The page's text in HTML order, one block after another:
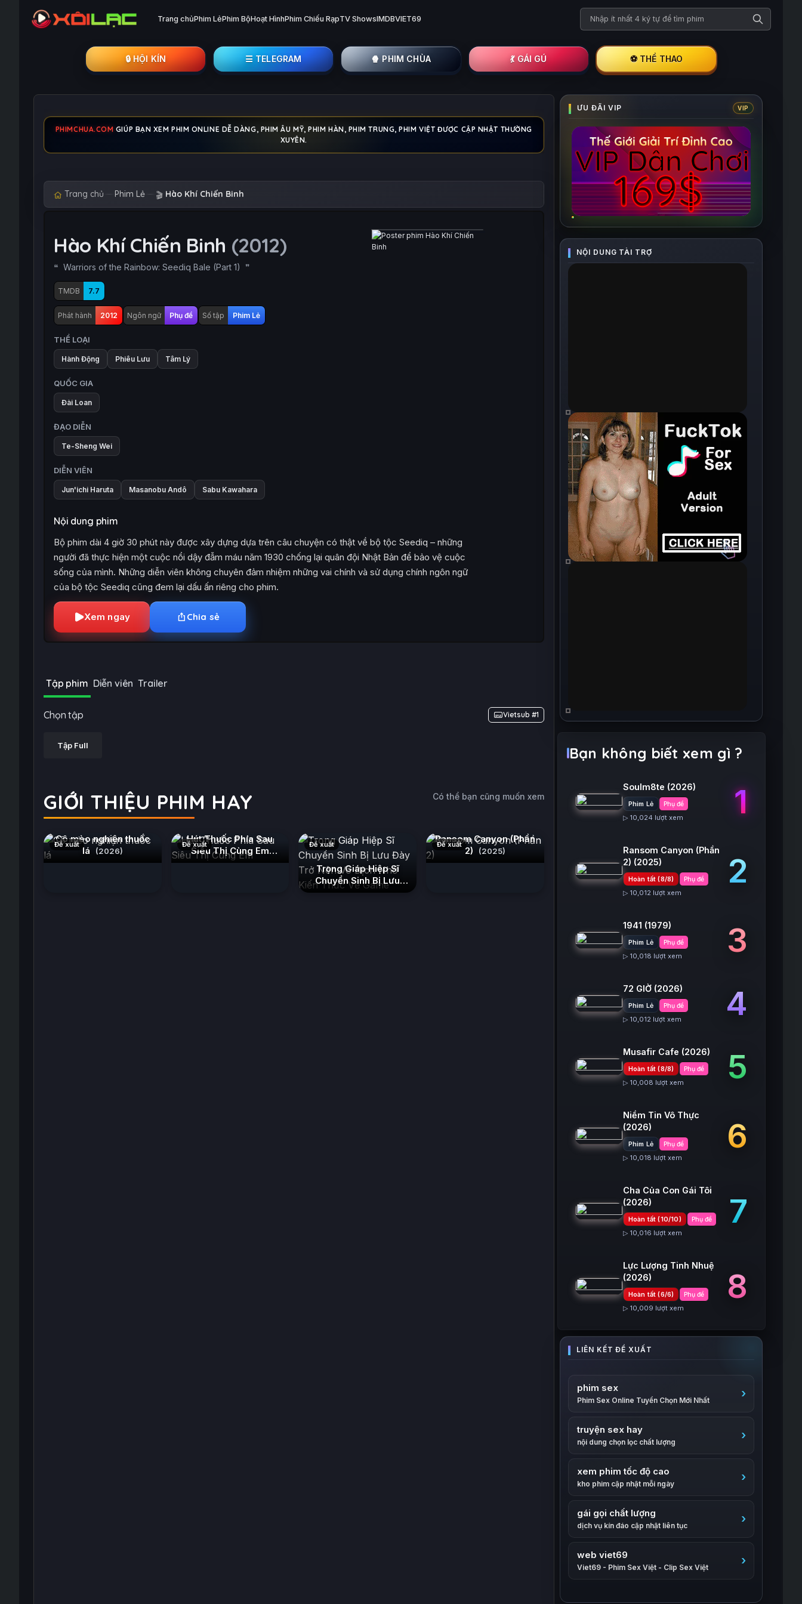
Trang chủPhim LẻPhim BộHoạt HìnhPhim Chiếu RạpTV ShowsIMDBVIET69 Tìm kiếm phim
🔒︎ HỘI KÍN ☰ TELEGRAM 🍿 PHIM CHÙA 💃 GÁI GÚ ⚽ THỂ THAO
PHIMCHUA.COM GIÚP BẠN XEM PHIM ONLINE DỄ DÀNG, PHIM ÂU MỸ, PHIM HÀN, PHIM TRUNG, PHIM VIỆT ĐƯỢC CẬP NHẬT THƯỜNG
XUYÊN.
Trang chủ Phim Lẻ 🎬 Hào Khí Chiến Binh
Hào Khí Chiến Binh (2012)
Warriors of the Rainbow: Seediq Bale (Part 1)
TMDB 7.7
Phát hành 2012 Ngôn ngữ Phụ đề Số tập Phim Lẻ
THỂ LOẠI
Hành Động Phiêu Lưu Tâm Lý
QUỐC GIA
Đài Loan
ĐẠO DIỄN
Te-Sheng Wei
DIỄN VIÊN
Jun'ichi Haruta Masanobu Andô Sabu Kawahara
Nội dung phim
Bộ phim dài 4 giờ 30 phút này được xây dựng dựa trên câu chuyện có thật về bộ tộc Seediq – những
người đã thực hiện một cuộc nổi dậy đẫm máu năm 1930 chống lại quân đội Nhật Bản để bảo vệ cuộc
sống của mình. Những diễn viên không chuyên đảm nhiệm những vai chính và sử dụng chính ngôn ngữ
của bộ tộc Seediq cũng đem lại dấu ấn riêng cho phim.
Xem ngay Chia sẻ
Tập phim Diễn viên Trailer
Chọn tập Vietsub #1
Tập Full
GIỚI THIỆU PHIM HAY Có thể bạn cũng muốn xem
Đề xuất
Cô mèo nghiện thuốc
lá
(2026)
Đề xuất
Hút Thuốc Phía Sau
Siêu Thị Cùng Em
(2026)
Đề xuất
Trọng Giáp Hiệp Sĩ
Chuyển Sinh Bị Lưu
Đày Trở Nên Vô Địch
Đề xuất
Ransom Canyon (Phần
2)
(2025)
Bạn không biết xem gì ?
Soulm8te (2026)
Phim Lẻ Phụ đề
▷ 10,024 lượt xem 1
Ransom Canyon (Phần
2) (2025)
Hoàn tất (8/8) Phụ đề
▷ 10,012 lượt xem
2
1941 (1979)
Phim Lẻ Phụ đề
▷ 10,018 lượt xem 3
72 GIỜ (2026)
Phim Lẻ Phụ đề
▷ 10,012 lượt xem 4
Musafir Cafe (2026)
Hoàn tất (8/8) Phụ đề
▷ 10,008 lượt xem 5
Niềm Tin Vô Thực
(2026)
Phim Lẻ Phụ đề
▷ 10,018 lượt xem
6
Cha Của Con Gái Tôi
(2026)
Hoàn tất (10/10) Phụ đề
▷ 10,016 lượt xem
7
Lực Lượng Tinh Nhuệ
(2026)
Hoàn tất (6/6) Phụ đề
▷ 10,009 lượt xem
8
phim sex
Phim Sex Online Tuyển Chọn Mới Nhất
truyện sex hay
nội dung chọn lọc chất lượng
xem phim tốc độ cao
kho phim cập nhật mỗi ngày
gái gọi chất lượng
dịch vụ kín đáo cập nhật liên tục
web viet69
Viet69 - Phim Sex Việt - Clip Sex Việt